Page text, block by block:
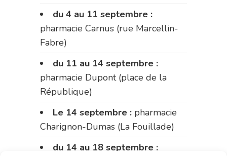
du 4 au 11 septembre :
pharmacie Carnus (rue Marcellin-
Fabre)
du 11 au 14 septembre :
pharmacie Dupont (place de la
République)
Le 14 septembre : pharmacie
Charignon-Dumas (La Fouillade)
du 14 au 18 septembre :